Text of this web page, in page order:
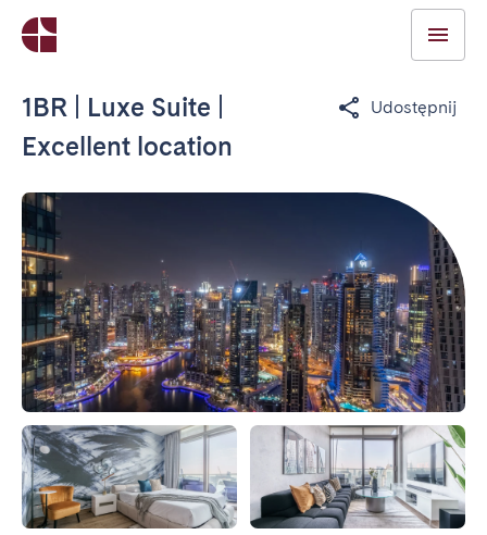
1BR | Luxe Suite |
Excellent location
Udostępnij